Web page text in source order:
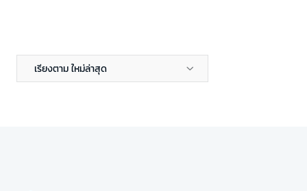
เรียงตาม ใหม่ล่าสุด